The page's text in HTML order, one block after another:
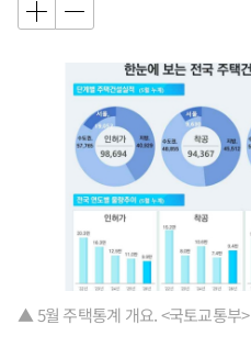
▲ 5월 주택통계 개요. <국토교통부>